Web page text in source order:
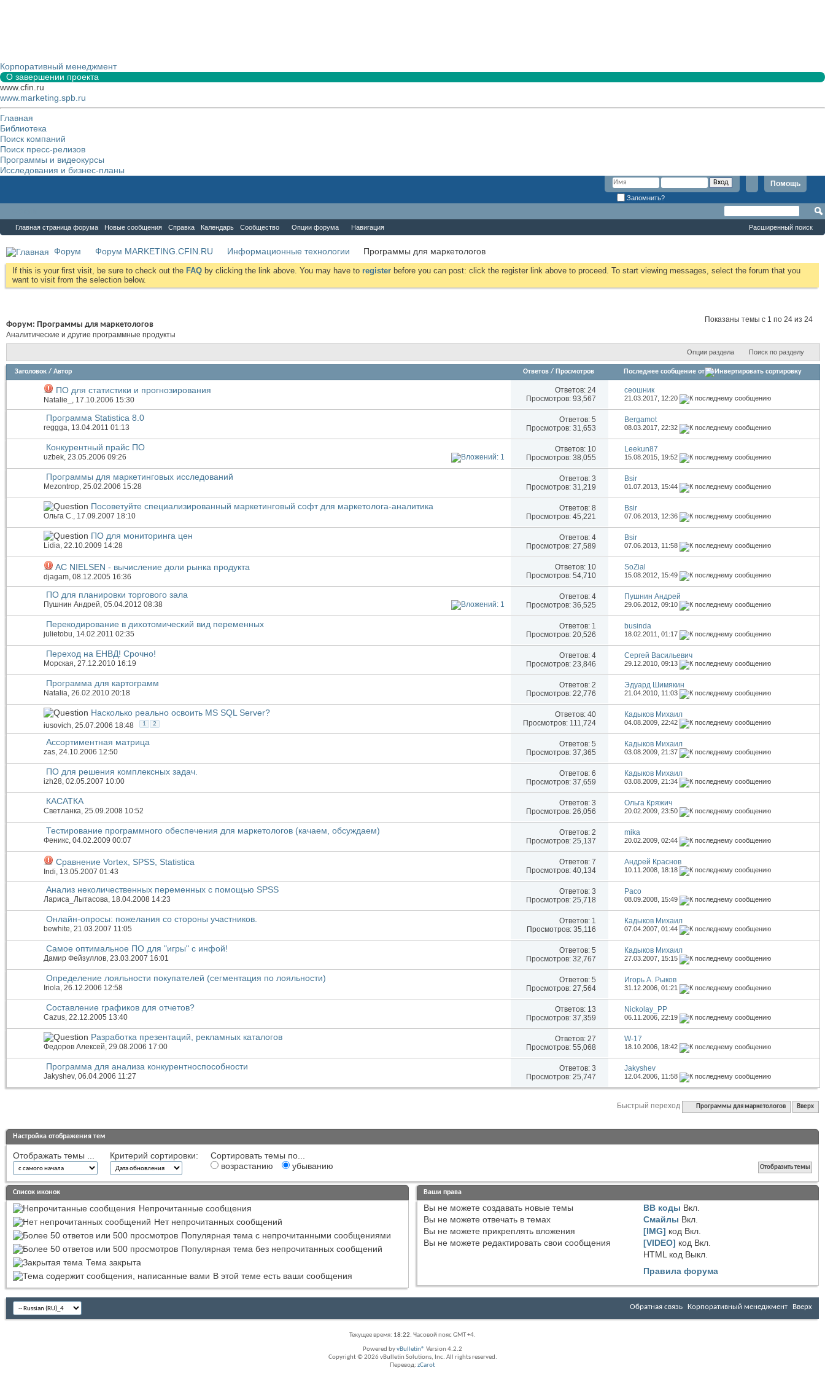
Корпоративный менеджмент
О завершении проекта
www.cfin.ru
www.marketing.spb.ru
Главная
Библиотека
Поиск компаний
Поиск пресс-релизов
Программы и видеокурсы
Исследования и бизнес-планы
Помощь
Запомнить?
Главная страница форума Новые сообщения Справка Календарь Сообщество Опции форума Навигация Расширенный поиск
Форум Форум MARKETING.CFIN.RU Информационные технологии Программы для маркетологов
If this is your first visit, be sure to check out the FAQ by clicking the link above. You may have to register before you can post: click the register link above to proceed. To start viewing messages, select the forum that you
want to visit from the selection below.
Показаны темы с 1 по 24 из 24
Форум: Программы для маркетологов
Аналитические и другие программные продукты
Опции раздела Поиск по разделу
Заголовок / Автор Ответов / Просмотров Последнее сообщение от
ПО для статистики и прогнозирования
Natalie_ , 17.10.2006 15:30
Ответов: 24
Просмотров: 93,567
сеошник
21.03.2017, 12:20
Программа Statistica 8.0
reggga, 13.04.2011 01:13
Ответов: 5
Просмотров: 31,653
Bergamot
08.03.2017,22:32
Конкурентный прайс ПО
uzbek, 23.05.2006 09:26
Ответов: 10
Просмотров: 38,055
Leekun87
15.08.2015, 19:52
Программы для маркетинговых исследований
Mezontrop, 25.02.2006 15:28
Ответов: 3
Просмотров: 31,219
Bsir
01.07.2013, 15:44
Посоветуйте специализированный маркетинговый софт для маркетолога-аналитика
Ольга С., 17.09.2007 18:10
Ответов: 8
Просмотров: 45,221
Bsir
07.06.2013, 12:36
ПО для мониторинга цен
Lidia, 22.10.2009 14:28
Ответов: 4
Просмотров: 27,589
Bsir
07.06.2013, 11:58
AC NIELSEN - вычисление доли рынка продукта
djagam, 08.12.2005 16:36
Ответов: 10
Просмотров: 54,710
SoZial
15.08.2012, 15:49
ПО для планировки торгового зала
Пушнин Андрей, 05.04.2012 08:38
Ответов: 4
Просмотров: 36,525
Пушнин Андрей
29.06.2012,09:10
Перекодирование в дихотомический вид переменных
julietobu, 14.02.2011 02:35
Ответов: 1
Просмотров: 20,526
businda
18.02.2011,01:17
Переход на ЕНВД! Срочно!
Морская, 27.12.2010 16:19
Ответов: 4
Просмотров: 23,846
Сергей Васильевич
29.12.2010,09:13
Программа для картограмм
Natalia, 26.02.2010 20:18
Ответов: 2
Просмотров: 22,776
Эдуард Шимякин
21.04.2010, 11:03
Насколько реально освоить MS SQL Server?
iusovich, 25.07.2006 18:48 1 2
Ответов: 40
Просмотров: 111,724
Кадыков Михаил
04.08.2009,22:42
Ассортиментная матрица
zas, 24.10.2006 12:50
Ответов: 5
Просмотров: 37,365
Кадыков Михаил
03.08.2009,21:37
ПО для решения комплексных задач.
izh28, 02.05.2007 10:00
Ответов: 6
Просмотров: 37,659
Кадыков Михаил
03.08.2009,21:34
КАСАТКА
Светланка, 25.09.2008 10:52
Ответов: 3
Просмотров: 26,056
Ольга Кряжич
20.02.2009,23:50
Тестирование программного обеспечения для маркетологов (качаем, обсуждаем)
Феникс, 04.02.2009 00:07
Ответов: 2
Просмотров: 25,137
mika
20.02.2009,02:44
Сравнение Vortex, SPSS, Statistica
Indi, 13.05.2007 01:43
Ответов: 7
Просмотров: 40,134
Андрей Краснов
10.11.2008, 18:18
Анализ неколичественных переменных с помощью SPSS
Лариса_Лытасова, 18.04.2008 14:23
Ответов: 3
Просмотров: 25,718
Paco
08.09.2008, 15:49
Онлайн-опросы: пожелания со стороны участников.
bewhite, 21.03.2007 11:05
Ответов: 1
Просмотров: 35,116
Кадыков Михаил
07.04.2007,01:44
Самое оптимальное ПО для "игры" с инфой!
Дамир Фейзуллов, 23.03.2007 16:01
Ответов: 5
Просмотров: 32,767
Кадыков Михаил
27.03.2007, 15:15
Определение лояльности покупателей (сегментация по лояльности)
Iriola, 26.12.2006 12:58
Ответов: 5
Просмотров: 27,564
Игорь А. Рыков
31.12.2006,01:21
Составление графиков для отчетов?
Cazus, 22.12.2005 13:40
Ответов: 13
Просмотров: 37,359
Nickolay_PP
06.11.2006,22:19
Разработка презентаций, рекламных каталогов
Федоров Алексей, 29.08.2006 17:00
Ответов: 27
Просмотров: 55,068
W-17
18.10.2006, 18:42
Программа для анализа конкурентноспособности
Jakyshev, 06.04.2006 11:27
Ответов: 3
Просмотров: 25,747
Jakyshev
12.04.2006, 11:58
Быстрый переход Программы для маркетологов Вверх
Настройка отображения тем
Отображать темы ... Критерий сортировки:
Сортировать темы по...
возрастанию
убыванию
Список иконок
Непрочитанные сообщения
Нет непрочитанных сообщений
Популярная тема с непрочитанными сообщениями
Популярная тема без непрочитанных сообщений
Тема закрыта
В этой теме есть ваши сообщения
Ваши права
Вы не можетесоздавать новые темы
Вы не можетеотвечать в темах
Вы не можетеприкреплять вложения
Вы не можетередактировать свои сообщения
BB коды Вкл.
Смайлы Вкл.
[IMG] код Вкл.
[VIDEO] код Вкл.
HTML код Выкл.
Правила форума
Обратная связь Корпоративный менеджмент Вверх
Текущее время: 18:22. Часовой пояс GMT +4.
Powered byvBulletin® Version 4.2.2
Copyright © 2026 vBulletin Solutions, Inc. All rights reserved.
Перевод: zCarot